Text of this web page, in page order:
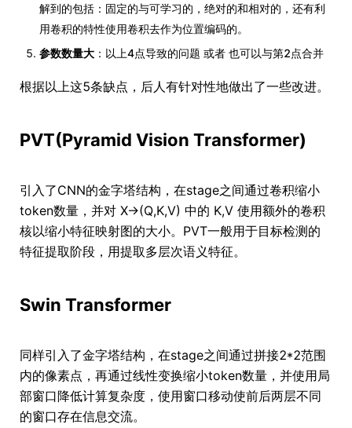
解到的包括：固定的与可学习的，绝对的和相对的，还有利
用卷积的特性使用卷积去作为位置编码的。
参数数量大 ：以上4点导致的问题 或者 也可以与第2点合并
根据以上这5条缺点，后人有针对性地做出了一些改进。
PVT(Pyramid Vision Transformer)
引入了CNN的金字塔结构，在stage之间通过卷积缩小
token数量，并对 X→(Q,K,V) 中的 K,V 使用额外的卷积
核以缩小特征映射图的大小。PVT一般用于目标检测的
特征提取阶段，用提取多层次语义特征。
Swin Transformer
同样引入了金字塔结构，在stage之间通过拼接2*2范围
内的像素点，再通过线性变换缩小token数量，并使用局
部窗口降低计算复杂度，使用窗口移动使前后两层不同
的窗口存在信息交流。